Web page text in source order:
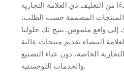
من التغليف ذي العلامة التجارية
المنتجات المصممة حسب الطلب،
إلى واقع ملموس. تتيح لك حلولنا
البيضاء تقديم منتجات عالية
الخاصة، دون عناء التصنيع
والخدمات اللوجستية.